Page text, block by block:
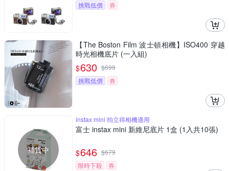
挑戰低價
券
【The Boston Film 波士頓相機】ISO400 穿越
時光相機底片 (一入組)
$630 $699
挑戰低價
券
補貨中
instax mini 拍立得相機適用
富士 instax mini 新維尼底片 1盒 (1入共10張)
$646 $679
限時下殺
券